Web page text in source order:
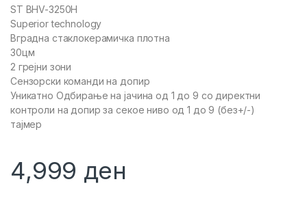
ST BHV-3250H
Superior technology
Вградна стаклокерамичка плотна
30цм
2 грејни зони
Сензорски команди на допир
Уникатно Одбирање на јачина од 1 до 9 со директни
контроли на допир за секое ниво од 1 до 9 (без+/-)
тајмер
4,999 ден